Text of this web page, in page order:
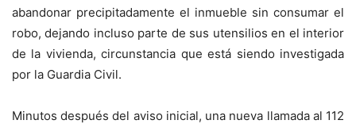
abandonar precipitadamente el inmueble sin consumar el
robo, dejando incluso parte de sus utensilios en el interior
de la vivienda, circunstancia que está siendo investigada
por la Guardia Civil.
Minutos después del aviso inicial, una nueva llamada al 112